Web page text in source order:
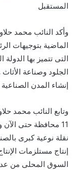
المستقبل
وأكد النائب محمد
الماضية بتوجيهات
التى تتميز بها
الجلود وصناعة
إنشاء المدن
وتابع النائب محمد
11 محافظة حتى
نقلة نوعية كبرى
إنتاج مستلزمات
السوق المحلى من